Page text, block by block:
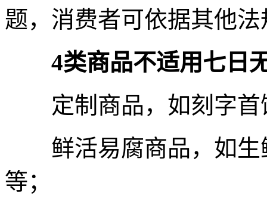
题，消费者可依据其他
4类商品不适用七日
定制商品，如刻字首
鲜活易腐商品，如生
等；